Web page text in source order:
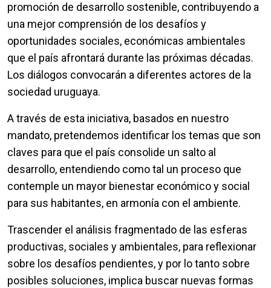
promoción de desarrollo sostenible, contribuyendo a
una mejor comprensión de los desafíos y
oportunidades sociales, económicas ambientales
que el país afrontará durante las próximas décadas.
Los diálogos convocarán a diferentes actores de la
sociedad uruguaya.
A través de esta iniciativa, basados en nuestro
mandato, pretendemos identificar los temas que son
claves para que el país consolide un salto al
desarrollo, entendiendo como tal un proceso que
contemple un mayor bienestar económico y social
para sus habitantes, en armonía con el ambiente.
Trascender el análisis fragmentado de las esferas
productivas, sociales y ambientales, para reflexionar
sobre los desafíos pendientes, y por lo tanto sobre
posibles soluciones, implica buscar nuevas formas